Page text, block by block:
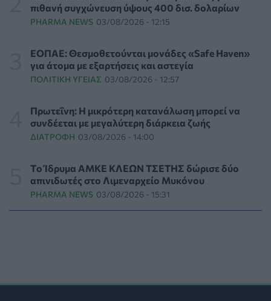
Γιατί κοκκινίζουμε όταν ντρεπόμαστε; Οι ειδικοί
ΨΥΧΙΚΉ ΥΓΕΊΑ 05/08/2026 - 16:00
Καλοκαιρινές διακοπές: Γιατί ο ελεύθερος χρόνος
DIGITAL HEALTH 05/08/2026 - 15:00
Προϊόντα για τα χείλη: Τα "τυφλά σημεία" στους
ΟΜΟΡΦΙΆ 05/08/2026 - 14:00
Ποια σκευάσματα οδήγησαν στα κέρδη και ποια
«πλήγωσαν» τους φαρμακευτικούς κολοσσούς
πιθανή συγχώνευση ύψους 400 δισ. δολαρίων
PHARMA NEWS 03/08/2026 - 12:15
ΕΟΠΑΕ: Θεσμοθετούνται μονάδες «Safe Haven»
για άτομα με εξαρτήσεις και αστεγία
ΠΟΛΙΤΙΚΉ ΥΓΕΊΑΣ 03/08/2026 - 12:57
Πρωτεΐνη: Η μικρότερη κατανάλωση μπορεί να
συνδέεται με μεγαλύτερη διάρκεια ζωής
ΔΙΑΤΡΟΦΉ 03/08/2026 - 14:00
Tο Ίδρυμα ΑΜΚΕ ΚΛΕΩΝ ΤΣΕΤΗΣ δώρισε δύο
απινιδωτές στο Λιμεναρχείο Μυκόνου
PHARMA NEWS 03/08/2026 - 15:31